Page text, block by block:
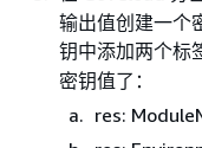
输出值创建一个
钥中添加两个标
密钥值了：
res: